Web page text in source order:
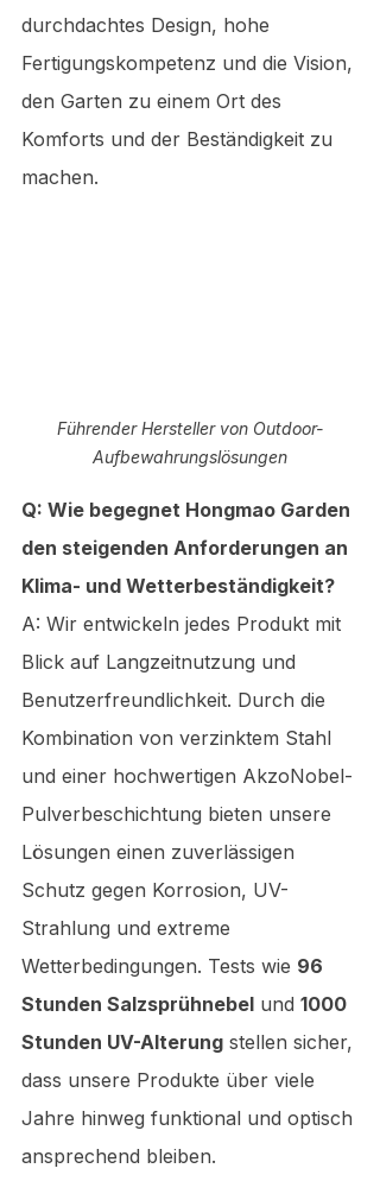
durchdachtes Design, hohe
Fertigungskompetenz und die Vision,
den Garten zu einem Ort des
Komforts und der Beständigkeit zu
machen.
Führender Hersteller von Outdoor-
Aufbewahrungslösungen
Q: Wie begegnet Hongmao Garden
den steigenden Anforderungen an
Klima- und Wetterbeständigkeit?
A: Wir entwickeln jedes Produkt mit
Blick auf Langzeitnutzung und
Benutzerfreundlichkeit. Durch die
Kombination von verzinktem Stahl
und einer hochwertigen AkzoNobel-
Pulverbeschichtung bieten unsere
Lösungen einen zuverlässigen
Schutz gegen Korrosion, UV-
Strahlung und extreme
Wetterbedingungen. Tests wie 96
Stunden Salzsprühnebel und 1000
Stunden UV-Alterung stellen sicher,
dass unsere Produkte über viele
Jahre hinweg funktional und optisch
ansprechend bleiben.